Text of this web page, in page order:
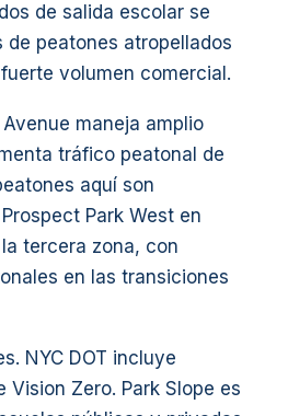
de salida escolar se
peatones atropellados
volumen comercial.
maneja amplio
tráfico peatonal de
aquí son
Park West en
tercera zona, con
en las transiciones
NYC DOT incluye
Zero. Park Slope es